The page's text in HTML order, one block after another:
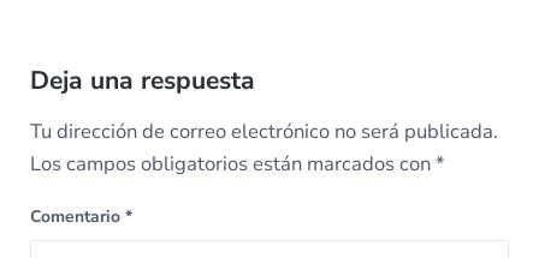
Deja una respuesta
Tu dirección de correo electrónico no será publicada.
Los campos obligatorios están marcados con*
Comentario *